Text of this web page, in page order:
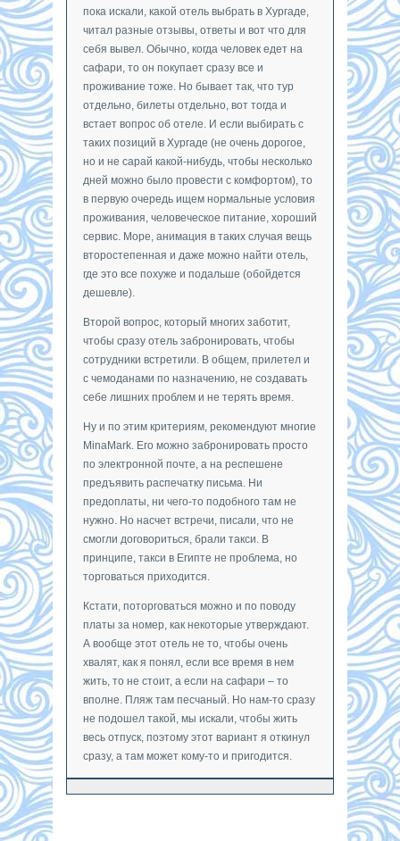
пока искали, какой отель выбрать в Хургаде,
читал разные отзывы, ответы и вот что для
себя вывел. Обычно, когда человек едет на
сафари, то он покупает сразу все и
проживание тоже. Но бывает так, что тур
отдельно, билеты отдельно, вот тогда и
встает вопрос об отеле. И если выбирать с
таких позиций в Хургаде (не очень дорогое,
но и не сарай какой-нибудь, чтобы несколько
дней можно было провести с комфортом), то
в первую очередь ищем нормальные условия
проживания, человеческое питание, хороший
сервис. Море, анимация в таких случая вещь
второстепенная и даже можно найти отель,
где это все похуже и подальше (обойдется
дешевле).
Второй вопрос, который многих заботит,
чтобы сразу отель забронировать, чтобы
сотрудники встретили. В общем, прилетел и
с чемоданами по назначению, не создавать
себе лишних проблем и не терять время.
Ну и по этим критериям, рекомендуют многие
MinaMark. Его можно забронировать просто
по электронной почте, а на респешене
предъявить распечатку письма. Ни
предоплаты, ни чего-то подобного там не
нужно. Но насчет встречи, писали, что не
смогли договориться, брали такси. В
принципе, такси в Египте не проблема, но
торговаться приходится.
Кстати, поторговаться можно и по поводу
платы за номер, как некоторые утверждают.
А вообще этот отель не то, чтобы очень
хвалят, как я понял, если все время в нем
жить, то не стоит, а если на сафари – то
вполне. Пляж там песчаный. Но нам-то сразу
не подошел такой, мы искали, чтобы жить
весь отпуск, поэтому этот вариант я откинул
сразу, а там может кому-то и пригодится.